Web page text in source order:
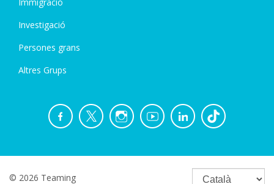
Investigació
Persones grans
Altres Grups
© 2026 Teaming